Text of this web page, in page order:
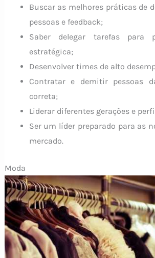
Buscar as melhores práticas de
pessoas e feedback;
Saber delegar tarefas para
estratégica;
Desenvolver times de alto
Contratar e demitir pessoas
correta;
Liderar diferentes gerações e
Ser um líder preparado para as
mercado.
Moda